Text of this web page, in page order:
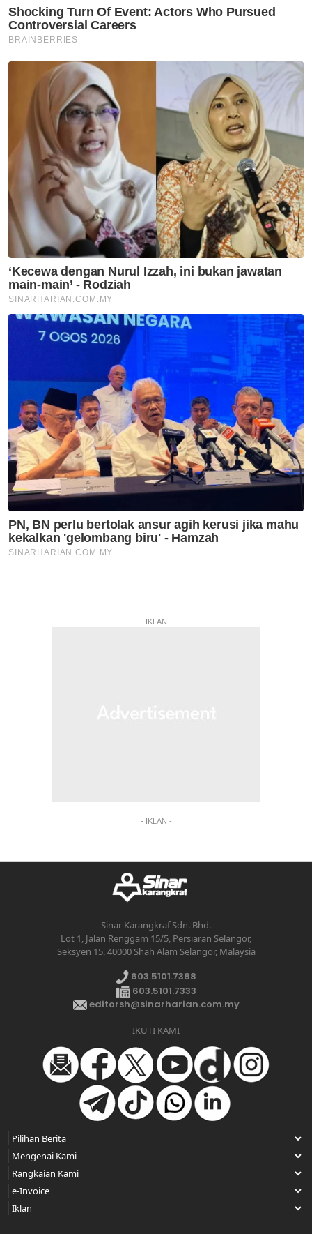
- IKLAN -
- IKLAN -
Sinar Karangkraf Sdn. Bhd.
Lot 1, Jalan Renggam 15/5, Persiaran Selangor,
Seksyen 15, 40000 Shah Alam Selangor, Malaysia
603.5101.7388
603.5101.7333
editorsh@sinarharian.com.my
IKUTI KAMI